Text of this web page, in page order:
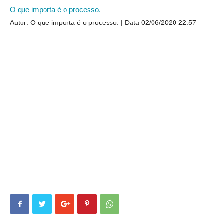
O que importa é o processo.
Autor: O que importa é o processo. Data 02/06/2020 22:57